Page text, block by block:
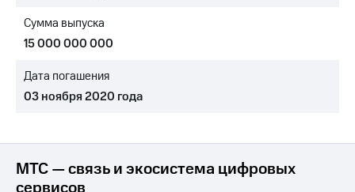
в
регионе
Корпоративное
управление
секретарь
информации
Информация
Сумма выпуска
15 000 000 000
Дата погашения
03 ноября 2020 года
МТС — связь и экосистема цифровых